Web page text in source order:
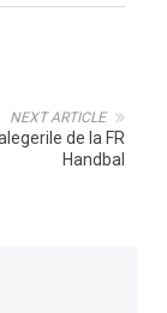
NEXT ARTICLE
de la FR
Handbal